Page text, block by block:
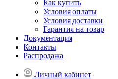
Как купить
Условия оплаты
Условия доставки
Гарантия на товар
Документация
Контакты
Распродажа
Личный кабинет